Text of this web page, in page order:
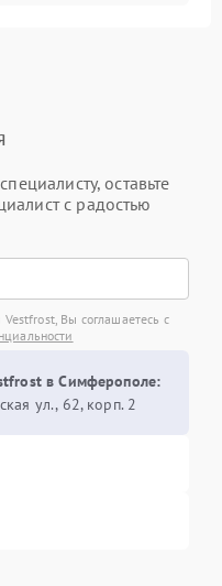
оставьте
с радостью
Вы соглашаетесь с
в Симферополе:
ул., 62, корп. 2